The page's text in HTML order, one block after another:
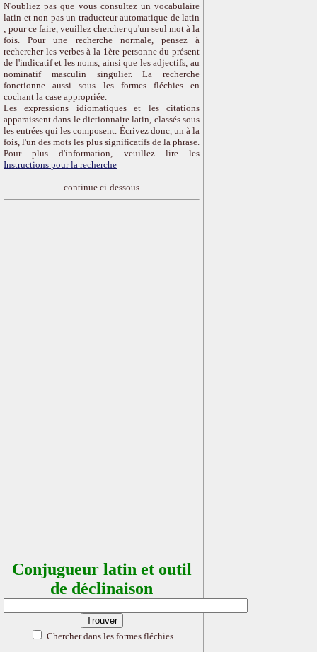
N'oubliez pas que vous consultez un vocabulaire
latin et non pas un traducteur automatique de latin
; pour ce faire, veuillez chercher qu'un seul mot à la
fois. Pour une recherche normale, pensez à
rechercher les verbes à la 1ère personne du présent
de l'indicatif et les noms, ainsi que les adjectifs, au
nominatif masculin singulier. La recherche
fonctionne aussi sous les formes fléchies en
cochant la case appropriée.
Les expressions idiomatiques et les citations
apparaissent dans le dictionnaire latin, classés sous
les entrées qui les composent. Écrivez donc, un à la
fois, l'un des mots les plus significatifs de la phrase.
Pour plus d'information, veuillez lire les
Instructions pour la recherche
continue ci-dessous
Conjugueur latin et outil
de déclinaison
Chercher dans les formes fléchies